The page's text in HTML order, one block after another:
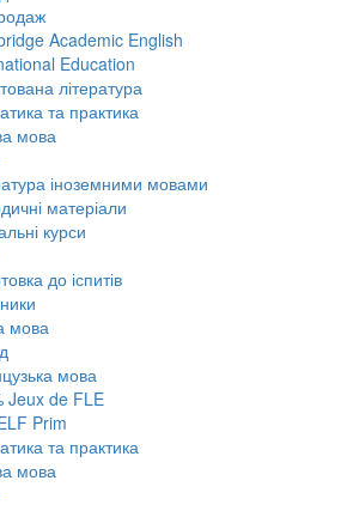
Academic English
Education
література
та практика
мова
іноземними мовами
матеріали
курси
до іспитів
мова
мова
Jeux de FLE
Prim
та практика
мова